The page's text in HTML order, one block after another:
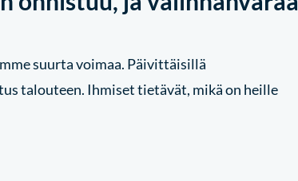
suurta voimaa. Päivittäisillä
talouteen. Ihmiset tietävät, mikä on heille